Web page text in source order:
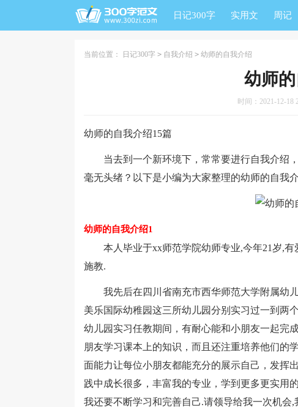
日记300字 实用文 周记
当前位置： 日记300字 > 自我介绍 > 幼师的自我介绍
幼师
时间：2021-12-18
幼师的自我介绍15篇
当去到一个新环境下，常常要进行自我介绍
毫无头绪？以下是小编为大家整理的幼师的自我
幼师的自我介绍1
本人毕业于xx师范学院幼师专业,今年21岁,有
施教.
我先后在四川省南充市西华师范大学附属幼儿
美乐国际幼稚园这三所幼儿园分别实习过一到两
幼儿园实习任教期间，有耐心能和小朋友一起完
朋友学习课本上的知识，而且还注重培养他们的
面能力让每位小朋友都能充分的展示自己，发挥
践中成长很多，丰富我的专业，学到更多更实用
我还要不断学习和完善自己.请领导给我一次机会